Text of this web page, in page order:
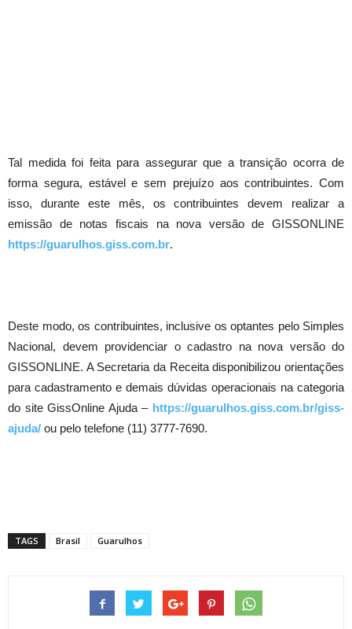
Tal medida foi feita para assegurar que a transição ocorra de
forma segura, estável e sem prejuízo aos contribuintes. Com
isso, durante este mês, os contribuintes devem realizar a
emissão de notas fiscais na nova versão de GISSONLINE
https://guarulhos.giss.com.br.
Deste modo, os contribuintes, inclusive os optantes pelo Simples
Nacional, devem providenciar o cadastro na nova versão do
GISSONLINE. A Secretaria da Receita disponibilizou orientações
para cadastramento e demais dúvidas operacionais na categoria
do site GissOnline Ajuda – https://guarulhos.giss.com.br/giss-
ajuda/ ou pelo telefone (11) 3777-7690.
TAGS Brasil Guarulhos